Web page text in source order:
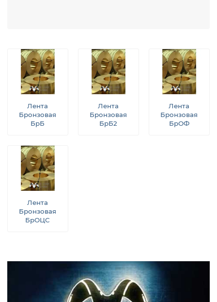
Лента
Бронзовая
БрБ
Лента
Бронзовая
БрБ2
Лента
Бронзовая
БрОФ
Лента
Бронзовая
БрОЦС